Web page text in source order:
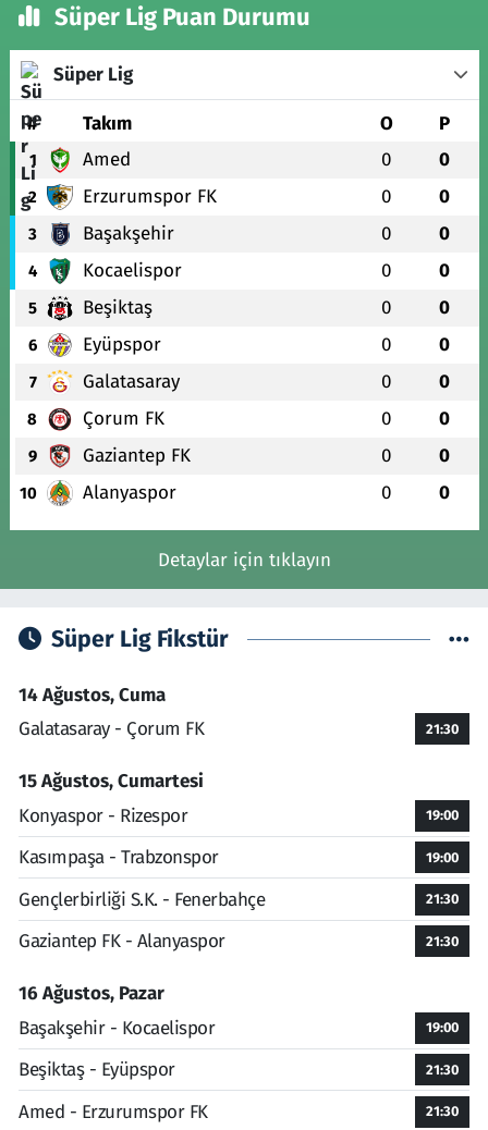
Süper Lig Puan Durumu
Süper Lig
# Takım O P
1 Amed 0 0
2 Erzurumspor FK 0 0
3 Başakşehir 0 0
4 Kocaelispor 0 0
5 Beşiktaş 0 0
6 Eyüpspor 0 0
7 Galatasaray 0 0
8 Çorum FK 0 0
9 Gaziantep FK 0 0
10 Alanyaspor 0 0
Detaylar için tıklayın
Süper Lig Fikstür
14 Ağustos, Cuma
Galatasaray - Çorum FK
21:30
15 Ağustos, Cumartesi
Konyaspor - Rizespor
19:00
Kasımpaşa - Trabzonspor 19:00
Gençlerbirliği S.K. - Fenerbahçe 21:30
Gaziantep FK - Alanyaspor 21:30
16 Ağustos, Pazar
Başakşehir - Kocaelispor
19:00
Beşiktaş - Eyüpspor 21:30
Amed - Erzurumspor FK 21:30